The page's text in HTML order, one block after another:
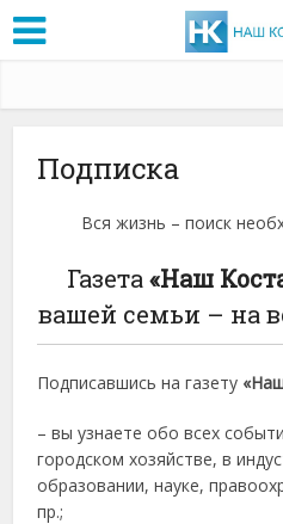
Подписка
Вся жизнь – поиск
Газета«Наш
вашей семьи – на
Подписавшись на газету
– вы узнаете обо всех
городском хозяйстве, в
образовании, науке,
пр.;